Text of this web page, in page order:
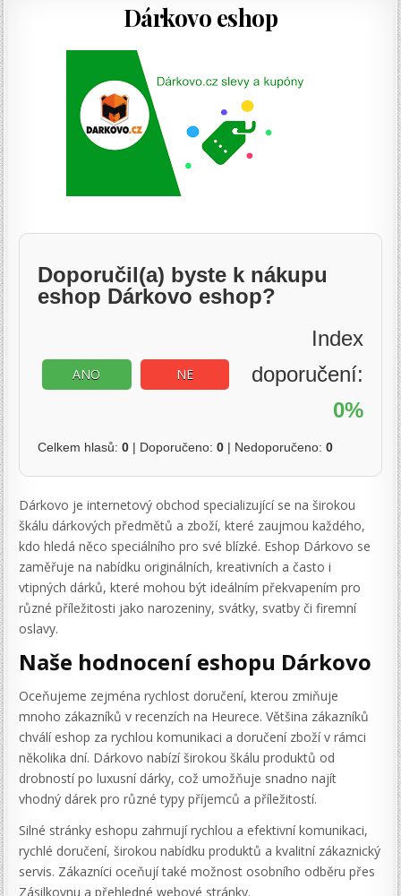
Dárkovo eshop
Doporučil(a) byste k nákupu
eshop Dárkovo eshop?
ANO NE
Index
doporučení:
0%
Celkem hlasů:0 | Doporučeno:0 | Nedoporučeno:0
Dárkovo je internetový obchod specializující se na širokou
škálu dárkových předmětů a zboží, které zaujmou každého,
kdo hledá něco speciálního pro své blízké. Eshop Dárkovo se
zaměřuje na nabídku originálních, kreativních a často i
vtipných dárků, které mohou být ideálním překvapením pro
různé příležitosti jako narozeniny, svátky, svatby či firemní
oslavy.
Naše hodnocení eshopu Dárkovo
Oceňujeme zejména rychlost doručení, kterou zmiňuje
mnoho zákazníků v recenzích na Heurece. Většina zákazníků
chválí eshop za rychlou komunikaci a doručení zboží v rámci
několika dní. Dárkovo nabízí širokou škálu produktů od
drobností po luxusní dárky, což umožňuje snadno najít
vhodný dárek pro různé typy příjemců a příležitostí.
Silné stránky eshopu zahrnují rychlou a efektivní komunikaci,
rychlé doručení, širokou nabídku produktů a kvalitní zákaznický
servis. Zákazníci oceňují také možnost osobního odběru přes
Zásilkovnu a přehledné webové stránky.